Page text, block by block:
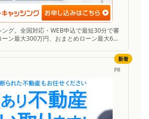
グ。全国対応・WEB申込で最短30分で審
ン最大300万円、おまとめローン最大600
PR
新着